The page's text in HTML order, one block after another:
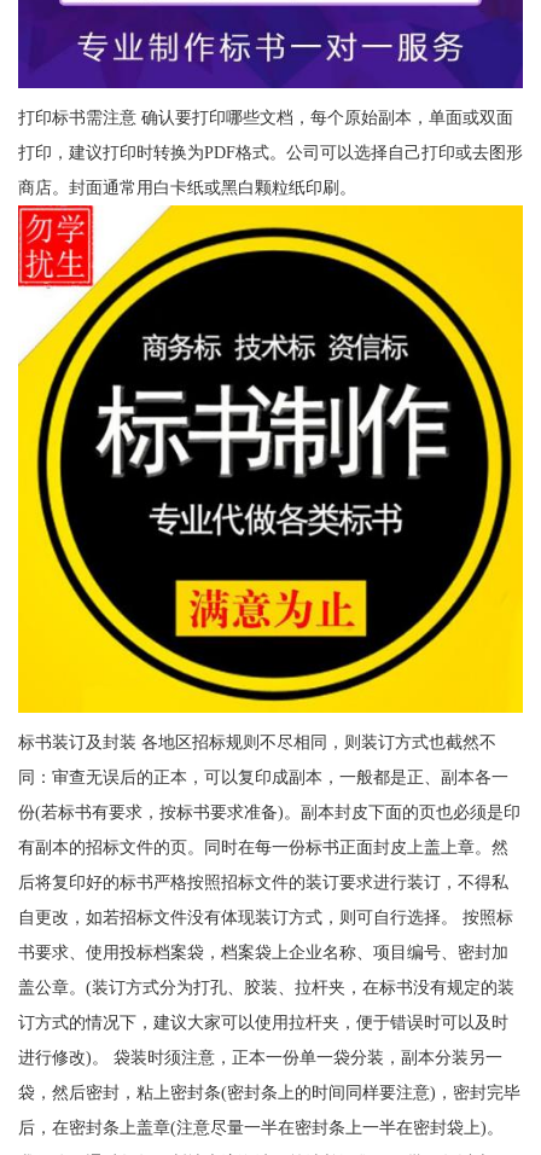
打印标书需注意 确认要打印哪些文档，每个原始副本，单面或双面
打印，建议打印时转换为PDF格式。公司可以选择自己打印或去图形
商店。封面通常用白卡纸或黑白颗粒纸印刷。
标书装订及封装 各地区招标规则不尽相同，则装订方式也截然不
同：审查无误后的正本，可以复印成副本，一般都是正、副本各一
份(若标书有要求，按标书要求准备)。副本封皮下面的页也必须是印
有副本的招标文件的页。同时在每一份标书正面封皮上盖上章。然
后将复印好的标书严格按照招标文件的装订要求进行装订，不得私
自更改，如若招标文件没有体现装订方式，则可自行选择。 按照标
书要求、使用投标档案袋，档案袋上企业名称、项目编号、密封加
盖公章。(装订方式分为打孔、胶装、拉杆夹，在标书没有规定的装
订方式的情况下，建议大家可以使用拉杆夹，便于错误时可以及时
进行修改)。 袋装时须注意，正本一份单一袋分装，副本分装另一
袋，然后密封，粘上密封条(密封条上的时间同样要注意)，密封完毕
后，在密封条上盖章(注意尽量一半在密封条上一半在密封袋上)。